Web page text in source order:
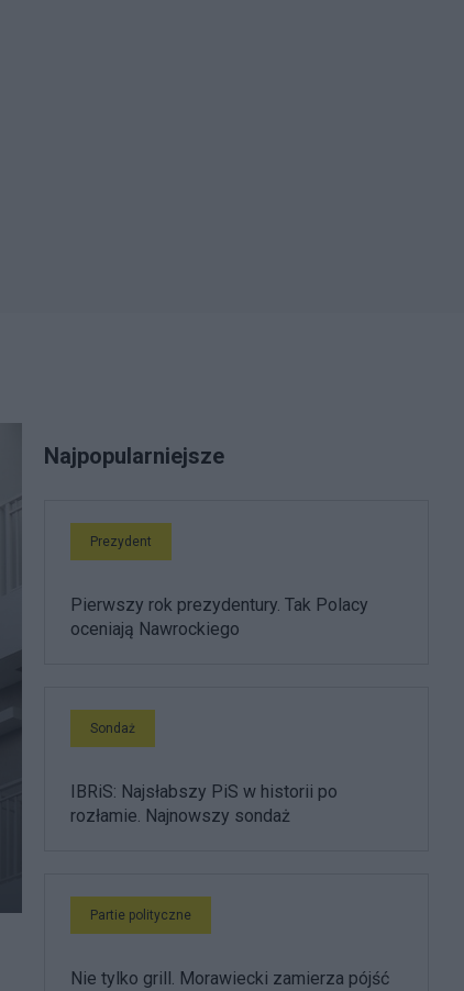
Najpopularniejsze
Prezydent
Pierwszy rok prezydentury. Tak Polacy
oceniają Nawrockiego
Sondaż
IBRiS: Najsłabszy PiS w historii po
rozłamie. Najnowszy sondaż
Partie polityczne
Nie tylko grill. Morawiecki zamierza pójść